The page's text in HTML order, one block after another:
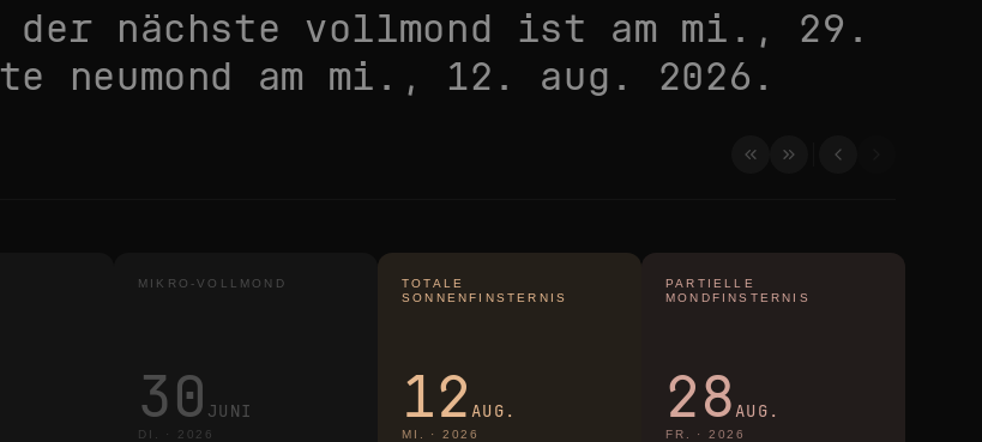
der nächste vollmond ist am mi., 29.
neumond am mi., 12. aug. 2026 .
MIKRO-VOLLMOND
30 JUNI
DI. · 2026
TOTALE
SONNENFINSTERNIS
12 AUG.
MI. · 2026
PARTIELLE
MONDFINSTERNIS
28AUG.
FR. · 2026